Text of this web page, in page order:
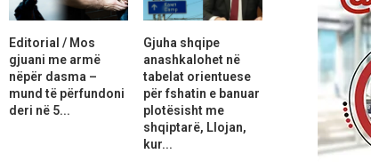
Editorial / Mos
gjuani me armë
nëpër dasma –
mund të përfundoni
deri në 5...
Gjuha shqipe
anashkalohet në
tabelat orientuese
për fshatin e banuar
plotësisht me
shqiptarë, Llojan,
kur...